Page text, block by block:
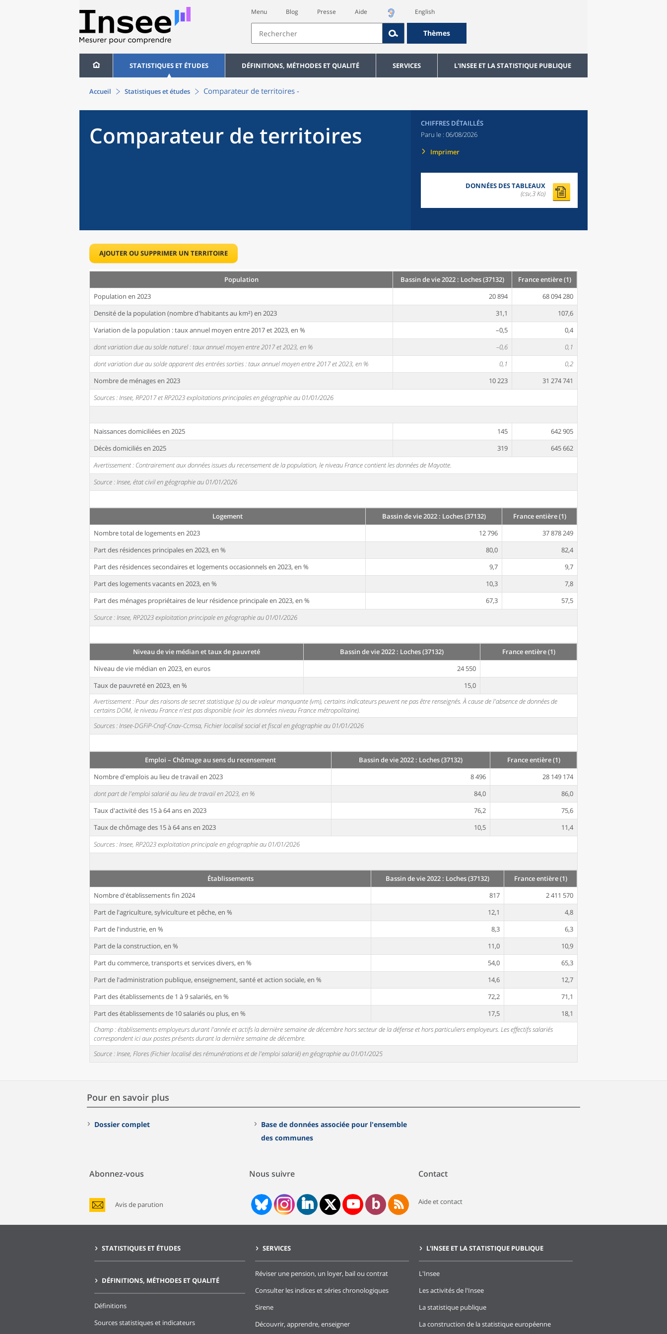
Menu Blog Presse Aide English
Thèmes
STATISTIQUES ET ÉTUDES DÉFINITIONS, MÉTHODES ET QUALITÉ SERVICES L'INSEE ET LA STATISTIQUE PUBLIQUE
Accueil Statistiques et études Comparateur de territoires -
Comparateur de territoires
CHIFFRES DÉTAILLÉS
Paru le : 06/08/2026
Imprimer
DONNÉES DES TABLEAUX
(csv,3 Ko)
AJOUTER OU SUPPRIMER UN TERRITOIRE
Population Bassin de vie 2022 : Loches (37132)
France entière (1)
Population en 2023
20 894
68 094 280
Densité de la population (nombre d'habitants au km²) en 2023
31,1
107,6
Variation de la population : taux annuel moyen entre 2017 et 2023, en %
–0,5
0,4
dont variation due au solde naturel : taux annuel moyen entre 2017 et 2023, en %
–0,6
0,1
dont variation due au solde apparent des entrées sorties : taux annuel moyen entre 2017 et 2023, en %
0,1
0,2
Nombre de ménages en 2023
10 223
31 274 741
Sources : Insee, RP2017 et RP2023 exploitations principales en géographie au 01/01/2026
Naissances domiciliées en 2025 145
642 905
Décès domiciliés en 2025
319
645 662
Avertissement : Contrairement aux données issues du recensement de la population, le niveau France contient les données de Mayotte.
Source : Insee, état civil en géographie au 01/01/2026
Logement Bassin de vie 2022 : Loches (37132)
France entière (1)
Nombre total de logements en 2023
12 796
37 878 249
Part des résidences principales en 2023, en %
80,0
82,4
Part des résidences secondaires et logements occasionnels en 2023, en %
9,7
9,7
Part des logements vacants en 2023, en %
10,3
7,8
Part des ménages propriétaires de leur résidence principale en 2023, en %
67,3
57,5
Source : Insee, RP2023 exploitation principale en géographie au 01/01/2026
Niveau de vie médian et taux de pauvreté Bassin de vie 2022 : Loches (37132)
France entière (1)
Niveau de vie médian en 2023, en euros
24 550
Taux de pauvreté en 2023, en %
15,0
Avertissement : Pour des raisons de secret statistique (s) ou de valeur manquante (vm), certains indicateurs peuvent ne pas être renseignés. À cause de l'absence de données de
certains DOM, le niveau France n'est pas disponible (voir les données niveau France métropolitaine).
Sources : Insee-DGFiP-Cnaf-Cnav-Ccmsa, Fichier localisé social et fiscal en géographie au 01/01/2026
Emploi – Chômage au sens du recensement Bassin de vie 2022 : Loches (37132)
France entière (1)
Nombre d'emplois au lieu de travail en 2023
8 496
28 149 174
dont part de l'emploi salarié au lieu de travail en 2023, en %
84,0
86,0
Taux d'activité des 15 à 64 ans en 2023
76,2
75,6
Taux de chômage des 15 à 64 ans en 2023
10,5
11,4
Sources : Insee, RP2023 exploitation principale en géographie au 01/01/2026
Établissements Bassin de vie 2022 : Loches (37132)
France entière (1)
Nombre d'établissements fin 2024
817
2 411 570
Part de l'agriculture, sylviculture et pêche, en %
12,1
4,8
Part de l'industrie, en %
8,3
6,3
Part de la construction, en %
11,0
10,9
Part du commerce, transports et services divers, en %
54,0
65,3
Part de l'administration publique, enseignement, santé et action sociale, en %
14,6
12,7
Part des établissements de 1 à 9 salariés, en %
72,2
71,1
Part des établissements de 10 salariés ou plus, en %
17,5
18,1
Champ : établissements employeurs durant l'année et actifs la dernière semaine de décembre hors secteur de la défense et hors particuliers employeurs. Les effectifs salariés
correspondent ici aux postes présents durant la dernière semaine de décembre.
Source : Insee, Flores (Fichier localisé des rémunérations et de l'emploi salarié) en géographie au 01/01/2025
Pour en savoir plus
Dossier complet
Base de données associée pour l'ensemble
des communes
Abonnez-vous
Avis de parution
Nous suivre Contact
Aide et contact
STATISTIQUES ET ÉTUDES
DÉFINITIONS, MÉTHODES ET QUALITÉ
Définitions
Sources statistiques et indicateurs
SERVICES
Réviser une pension, un loyer, bail ou contrat
Consulter les indices et séries chronologiques
Sirene
Découvrir, apprendre, enseigner
L'INSEE ET LA STATISTIQUE PUBLIQUE
L'Insee
Les activités de l'Insee
La statistique publique
La construction de la statistique européenne